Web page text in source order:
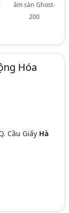
âm sàn Ghost-
200
Hóa
Cầu Giấy Hà